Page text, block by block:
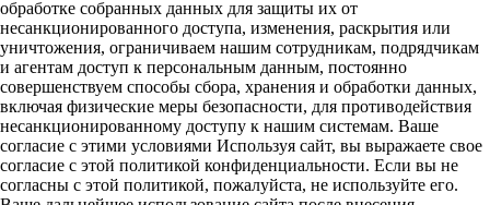
обработке собранных данных для защиты их от
несанкционированного доступа, изменения, раскрытия или
уничтожения, ограничиваем нашим сотрудникам, подрядчикам
и агентам доступ к персональным данным, постоянно
совершенствуем способы сбора, хранения и обработки данных,
включая физические меры безопасности, для противодействия
несанкционированному доступу к нашим системам. Ваше
согласие с этими условиями Используя сайт, вы выражаете свое
согласие с этой политикой конфиденциальности. Если вы не
согласны с этой политикой, пожалуйста, не используйте его.